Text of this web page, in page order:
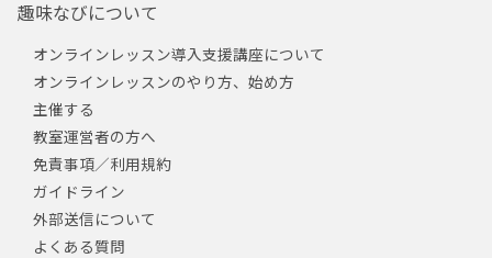
趣味なびについて
オンラインレッスン導入支援講座について
オンラインレッスンのやり方、始め方
主催する
教室運営者の方へ
免責事項／利用規約
ガイドライン
外部送信について
よくある質問